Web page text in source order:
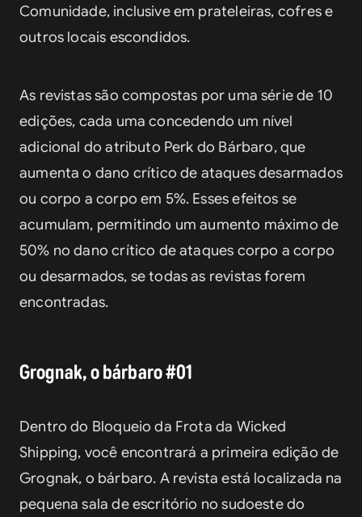
Comunidade, inclusive em prateleiras, cofres e
outros locais escondidos.
As revistas são compostas por uma série de 10
edições, cada uma concedendo um nível
adicional do atributo Perk do Bárbaro, que
aumenta o dano crítico de ataques desarmados
ou corpo a corpo em 5%. Esses efeitos se
acumulam, permitindo um aumento máximo de
50% no dano crítico de ataques corpo a corpo
ou desarmados, se todas as revistas forem
encontradas.
Grognak, o bárbaro #01
Dentro do Bloqueio da Frota da Wicked
Shipping, você encontrará a primeira edição de
Grognak, o bárbaro. A revista está localizada na
pequena sala de escritório no sudoeste do